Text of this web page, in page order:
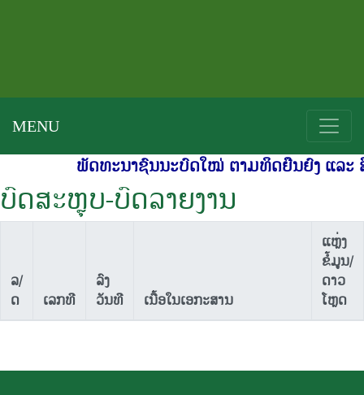
MENU
ພັດທະນາຊົນນະບົດໃໝ່ ຕາມທິດຍືນຍົງ ແລະ
ບົດສະຫຼຸບ-ບົດລາຍງານ
ລ/
ດ
ເລກທີ
ລົງ
ວັນທີ
ເນື້ອໃນເອກະສານ
ແຫຼ່ງ
ຂໍ້ມູນ/
ດາວ
ໂຫຼດ